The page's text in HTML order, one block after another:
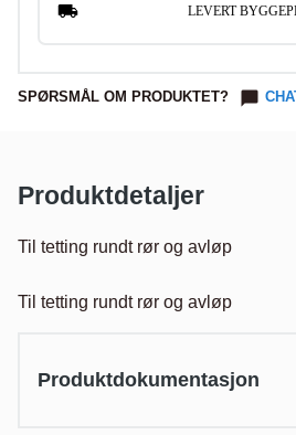
LEVERT
SPØRSMÅL OM PRODUKTET?
Produktdetaljer
Til tetting rundt rør og avløp
Til tetting rundt rør og avløp
Produktdokumentasjon